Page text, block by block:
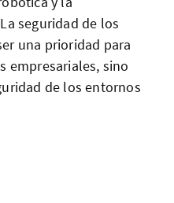
seguridad de los
una prioridad para
empresariales, sino
de los entornos